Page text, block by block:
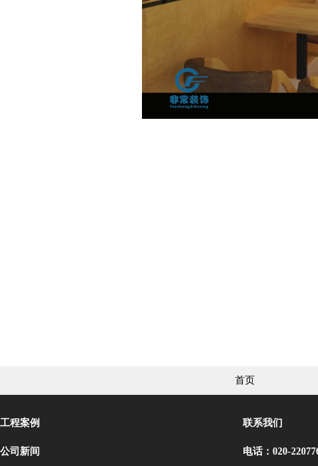
首页
工程案例 联系我们
公司新间 电话：020-